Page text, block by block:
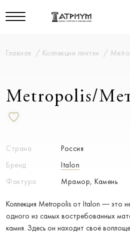
Главная Коллекции плитки
Metropolis/
Страна
Россия
Бренд
Italon
Фактура
Мрамор, Камень
Коллекция Metropolis от Italon — это
одного из самых востребованных
камня. Здесь он находит своё